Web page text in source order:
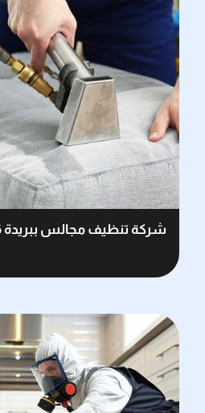
شركة تنظيف مجالس ببريدة 0503162506